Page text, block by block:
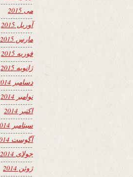
می 2015
آوریل 2015
مارس 2015
فوریه 2015
ژانویه 2015
دسامبر 2014
نوامبر 2014
اکتبر 2014
سپتامبر 2014
آگوست 2014
جولای 2014
ژوئن 2014